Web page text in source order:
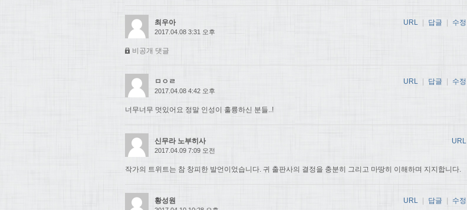
최우아
2017.04.08 3:31 오후
비공개 댓글
URL | 답글 | 수정
ㅁㅇㄹ
2017.04.08 4:42 오후
너무너무 멋있어요 정말 인성이 훌륭하신 분들..!
URL 답글 수정
신무라 노부히사
2017.04.09 7:09 오전
작가의 트위트는 참 창피한 발언이었습니다. 귀 출판사의 결정을 충분히 그리고 마땅히 이해하며 지지합니다.
URL
황성원 URL 답글 수정